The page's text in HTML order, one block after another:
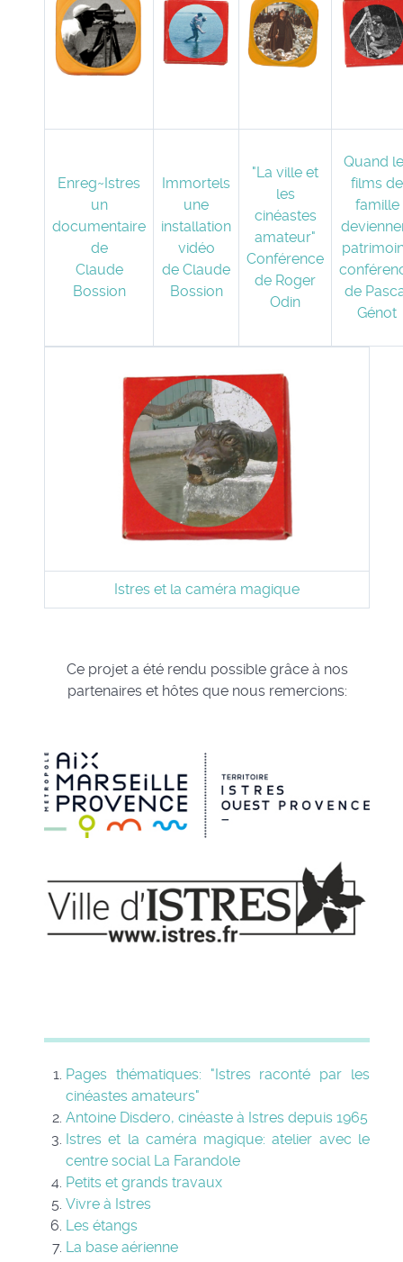
Enreg~Istres
un
documentaire
de
Claude
Bossion
Immortels
une
installation
vidéo
de Claude
Bossion
"La ville et
les
cinéastes
amateur"
Conférence
de Roger
Odin
Quand
films de
famille
de
Génot
Istres et la caméra magique
Ce projet a été rendu possible grâce à nos
partenaires et hôtes que nous remercions:
Pages thématiques: "Istres raconté par les
cinéastes amateurs"
Antoine Disdero, cinéaste à Istres depuis 1965
Istres et la caméra magique: atelier avec le
centre social La Farandole
Petits et grands travaux
Vivre à Istres
Les étangs
La base aérienne